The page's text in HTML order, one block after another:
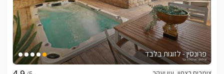
פרונסין - לזוגות בלבד